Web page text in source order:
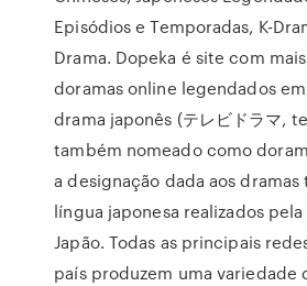
Episódios e Temporadas, K-
Drama. Dopeka é site com
doramas online legendados
drama japonês (テレビドラマ,
também nomeado como
a designação dada aos dramas
língua japonesa realizados
Japão. Todas as principais
país produzem uma variedade